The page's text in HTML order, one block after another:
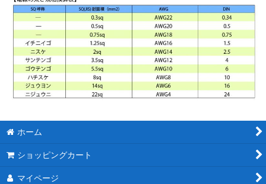
ホーム
ショッピングカート
マイページ